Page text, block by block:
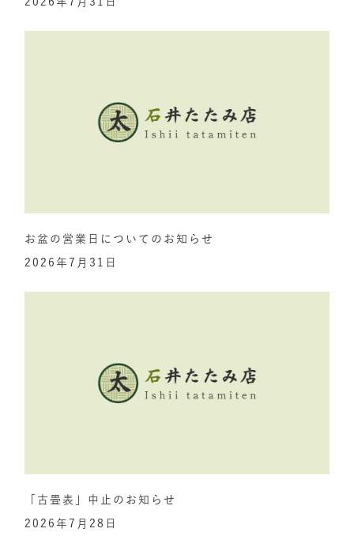
お盆の営業日についてのお知らせ
2026年7月31日
「古畳表」中止のお知らせ
2026年7月28日